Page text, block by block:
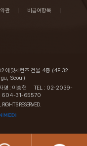
관 비급여항목
에잇세컨즈 건물 4층 (4F 32
Seoul)
명 : 이승현
TEL : 02-2039-
: 604-31-65570
RESERVED.